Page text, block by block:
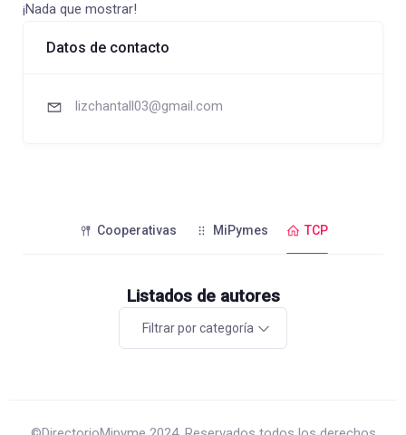
¡Nada que mostrar!
Datos de contacto
lizchantall03@gmail.com
Cooperativas MiPymes TCP
Listados de autores
Filtrar por categoría